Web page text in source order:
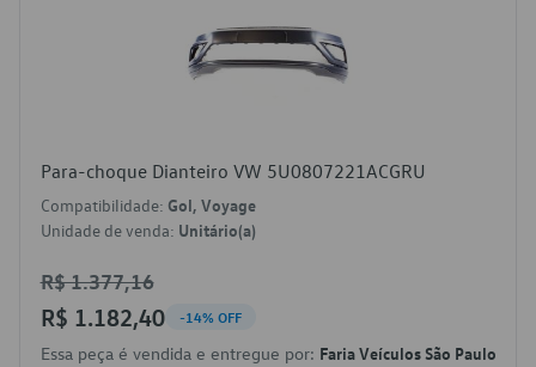
Para-choque Dianteiro VW 5U0807221ACGRU
Compatibilidade: Gol, Voyage
Unidade de venda: Unitário(a)
R$ 1.377,16
R$ 1.182,40 -14% OFF
Essa peça é vendida e entregue por: Faria Veículos São Paulo